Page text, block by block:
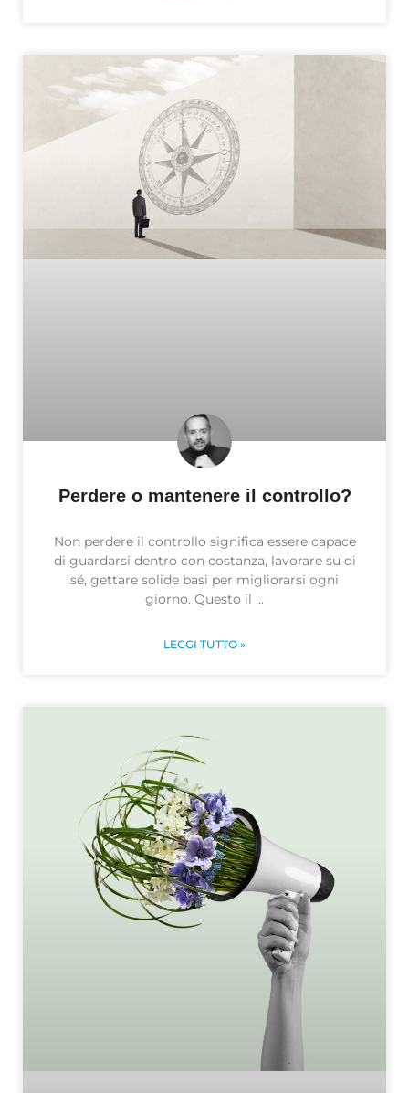
Perdere o mantenere il controllo?
Non perdere il controllo significa essere capace
di guardarsi dentro con costanza, lavorare su di
sé, gettare solide basi per migliorarsi ogni
giorno. Questo il
LEGGI TUTTO »